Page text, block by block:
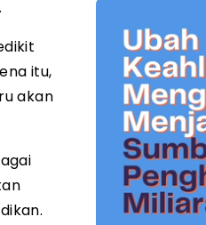
itu,
akan